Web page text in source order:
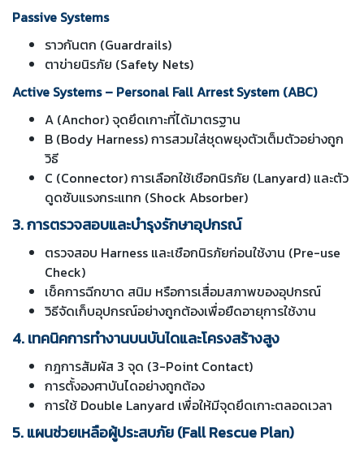
Passive Systems
ราวกันตก (Guardrails)
ตาข่ายนิรภัย (Safety Nets)
Active Systems – Personal Fall Arrest System (ABC)
A (Anchor) จุดยึดเกาะที่ได้มาตรฐาน
B (Body Harness) การสวมใส่ชุดพยุงตัวเต็มตัวอย่างถูก
วิธี
C (Connector) การเลือกใช้เชือกนิรภัย (Lanyard) และตัว
ดูดซับแรงกระแทก (Shock Absorber)
3. การตรวจสอบและบำรุงรักษาอุปกรณ์
ตรวจสอบ Harness และเชือกนิรภัยก่อนใช้งาน (Pre-use
Check)
เช็คการฉีกขาด สนิม หรือการเสื่อมสภาพของอุปกรณ์
วิธีจัดเก็บอุปกรณ์อย่างถูกต้องเพื่อยืดอายุการใช้งาน
4. เทคนิคการทำงานบนบันไดและโครงสร้างสูง
กฎการสัมผัส 3 จุด (3-Point Contact)
การตั้งองศาบันไดอย่างถูกต้อง
การใช้ Double Lanyard เพื่อให้มีจุดยึดเกาะตลอดเวลา
5. แผนช่วยเหลือผู้ประสบภัย (Fall Rescue Plan)